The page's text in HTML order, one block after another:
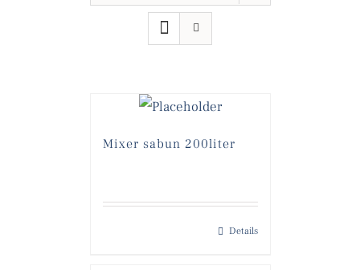
Mixer sabun 200liter
Details